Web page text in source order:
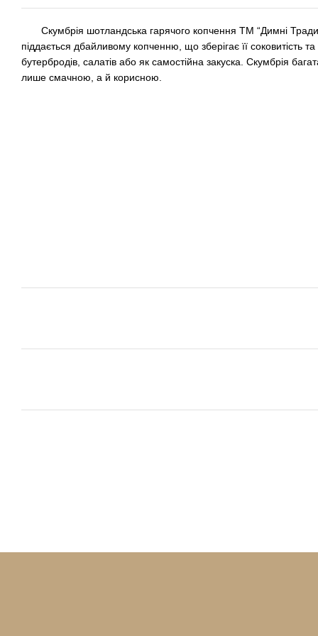
Скумбрія шотландська гарячого копчення ТМ “Димні
піддається дбайливому копченню, що зберігає її соковитість
бутербродів, салатів або як самостійна закуска. Скумбрія
лише смачною, а й корисною.